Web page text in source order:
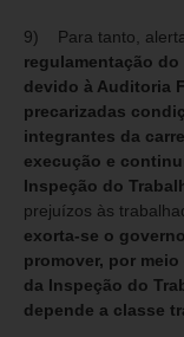
9) Para tanto,
regulamentação
devido à Auditoria
precarizadas
integrantes da
execução e
Inspeção do
prejuízos às
exorta-se o
promover, por
da Inspeção do
depende a classe